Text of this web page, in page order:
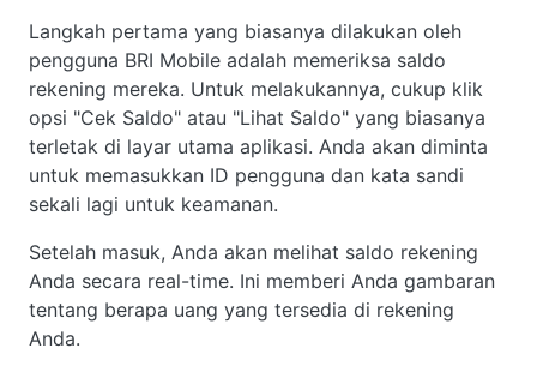
Langkah pertama yang biasanya dilakukan oleh
pengguna BRI Mobile adalah memeriksa saldo
rekening mereka. Untuk melakukannya, cukup klik
opsi "Cek Saldo" atau "Lihat Saldo" yang biasanya
terletak di layar utama aplikasi. Anda akan diminta
untuk memasukkan ID pengguna dan kata sandi
sekali lagi untuk keamanan.
Setelah masuk, Anda akan melihat saldo rekening
Anda secara real-time. Ini memberi Anda gambaran
tentang berapa uang yang tersedia di rekening
Anda.